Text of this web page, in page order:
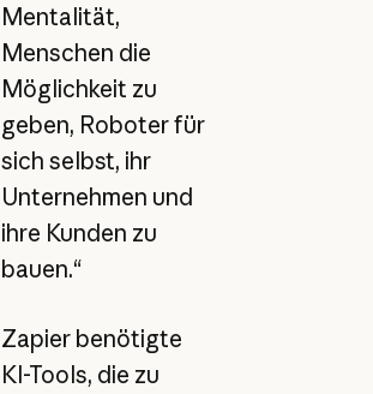
Mentalität,
Menschen die
Möglichkeit zu
geben, Roboter für
sich selbst, ihr
Unternehmen und
ihre Kunden zu
bauen.“
Zapier benötigte
KI-Tools, die zu